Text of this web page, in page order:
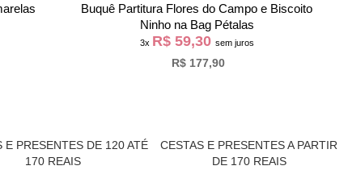
Buquê de 6 Rosas Vermelhas e Ferrero
3x R$ 58,60 sem juros
R$ 175,80
E PRESENTES DE 120 ATÉ
170 REAIS
CESTAS E PRESENTES A PARTIR
DE 170 REAIS